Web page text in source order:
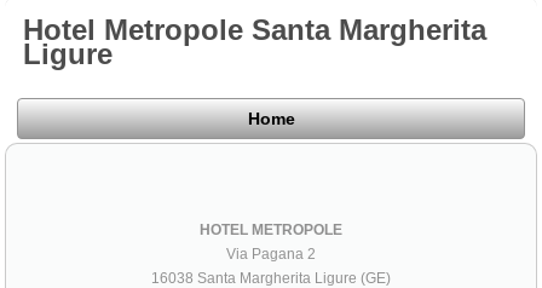
Hotel Metropole Santa Margherita
Ligure
Home
HOTEL METROPOLE
Via Pagana 2
16038 Santa Margherita Ligure (GE)